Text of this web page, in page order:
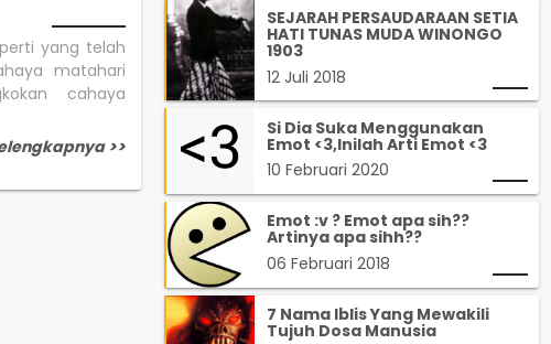
yang telah
matahari
cahaya
>>
SEJARAH PERSAUDARAAN SETIA
HATI TUNAS MUDA WINONGO
1903
12 Juli 2018
Si Dia Suka Menggunakan
Emot <3,Inilah Arti Emot <3
10 Februari 2020
Emot :v ? Emot apa sih??
Artinya apa sihh??
06 Februari 2018
7 Nama Iblis Yang Mewakili
Tujuh Dosa Manusia